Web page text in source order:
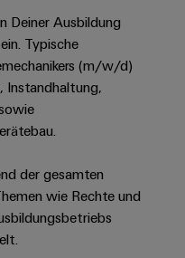
Deiner Ausbildung
Typische
(m/w/d)
Instandhaltung,
der gesamten
wie Rechte und